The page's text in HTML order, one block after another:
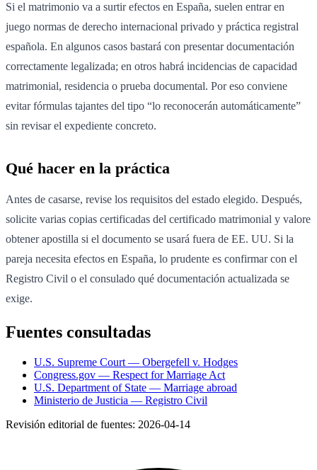
Si el matrimonio va a surtir efectos en España, suelen entrar en
juego normas de derecho internacional privado y práctica registral
española. En algunos casos bastará con presentar documentación
correctamente legalizada; en otros habrá incidencias de capacidad
matrimonial, residencia o prueba documental. Por eso conviene
evitar fórmulas tajantes del tipo “lo reconocerán automáticamente”
sin revisar el expediente concreto.
Qué hacer en la práctica
Antes de casarse, revise los requisitos del estado elegido. Después,
solicite varias copias certificadas del certificado matrimonial y valore
obtener apostilla si el documento se usará fuera de EE. UU. Si la
pareja necesita efectos en España, lo prudente es confirmar con el
Registro Civil o el consulado qué documentación actualizada se
exige.
Fuentes consultadas
U.S. Supreme Court — Obergefell v. Hodges
Congress.gov — Respect for Marriage Act
U.S. Department of State — Marriage abroad
Ministerio de Justicia — Registro Civil
Revisión editorial de fuentes: 2026-04-14